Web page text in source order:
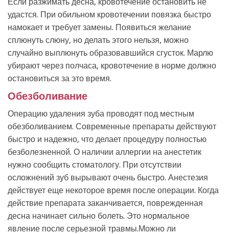
удастся. При обильном кровотечении повязка быстро
намокает и требует замены. Появиться желание
сплюнуть слюну, но делать этого нельзя, можно
случайно выплюнуть образовавшийся сгусток. Марлю
убирают через полчаса, кровотечение в норме должно
остановиться за это время.
Обезболивание
Операцию удаления зуба проводят под местным
обезболиванием. Современные препараты действуют
быстро и надежно, что делает процедуру полностью
безболезненной. О наличии аллергии на анестетик
нужно сообщить стоматологу. При отсутствии
осложнений зуб вырывают очень быстро. Анестезия
действует еще некоторое время после операции. Когда
действие препарата заканчивается, поврежденная
десна начинает сильно болеть. Это нормальное
явление после серьезной травмы.Можно ли